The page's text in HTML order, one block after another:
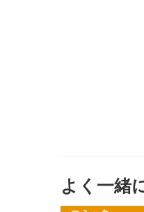
よく一緒